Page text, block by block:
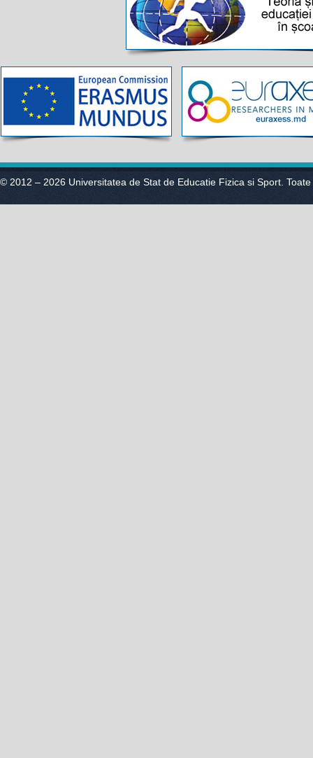
© 2012 – 2026 Universitatea de Stat de Educatie Fizica si Sport.